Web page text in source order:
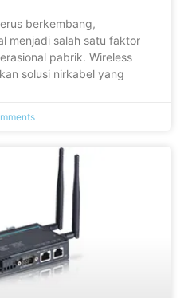
berkembang,
menjadi salah satu faktor
pabrik. Wireless
solusi nirkabel yang